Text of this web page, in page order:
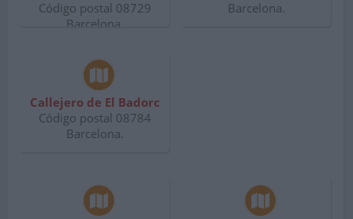
Código postal 08729
Barcelona.
Barcelona.
Callejero de El Badorc
Código postal 08784
Barcelona.